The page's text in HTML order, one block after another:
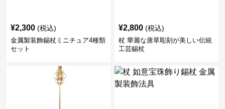
¥2,300 (税込)
金属製装飾錫杖ミニチュア4種類
セット
¥2,800 (税込)
杖 華麗な唐草彫刻が美しい伝統
工芸錫杖